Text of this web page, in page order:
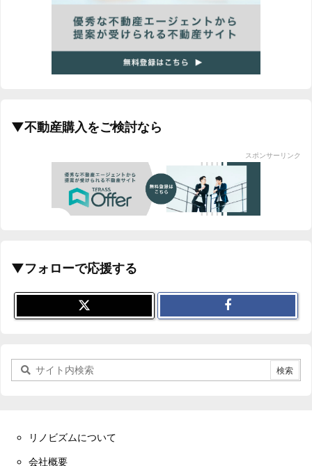
▼不動産購入をご検討なら
スポンサーリンク
▼フォローで応援する
リノビズムについて
会社概要